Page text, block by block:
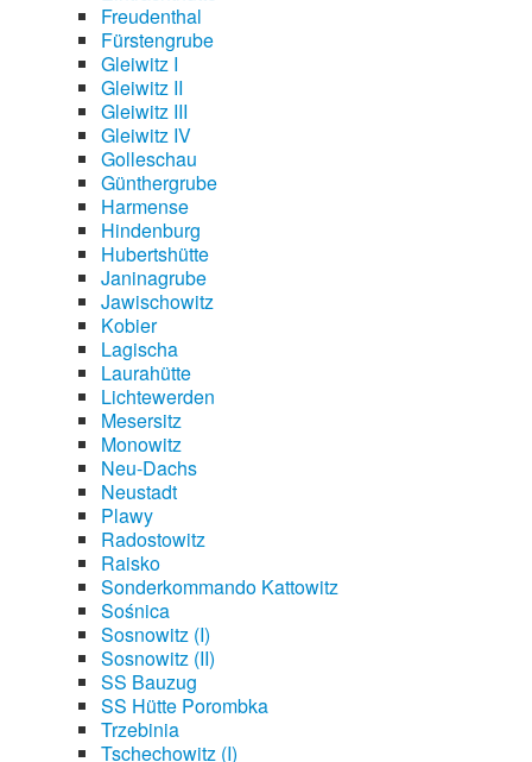
Freudenthal
Fürstengrube
Gleiwitz I
Gleiwitz II
Gleiwitz III
Gleiwitz IV
Golleschau
Günthergrube
Harmense
Hindenburg
Hubertshütte
Janinagrube
Jawischowitz
Kobier
Lagischa
Laurahütte
Lichtewerden
Mesersitz
Monowitz
Neu-Dachs
Neustadt
Plawy
Radostowitz
Raisko
Sonderkommando Kattowitz
Sośnica
Sosnowitz (I)
Sosnowitz (II)
SS Bauzug
SS Hütte Porombka
Trzebinia
Tschechowitz (I)